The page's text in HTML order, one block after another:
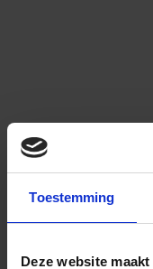
Toestemming
Deze website